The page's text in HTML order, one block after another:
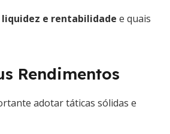
liquidez e rentabilidade e quais
Rendimentos
adotar táticas sólidas e